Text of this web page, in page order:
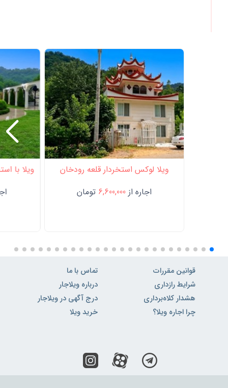
ویلا لوکس استخردار قلعه رودخان
اجاره از 6,600,000 تومان
ویلا با
قوانین مقررات
شرایط رازداری
هشدار کلاه‌برداری
چرا اجاره ویلا؟
تماس با ما
درباره ویلاجار
درج آگهی در ویلاجار
خرید ویلا